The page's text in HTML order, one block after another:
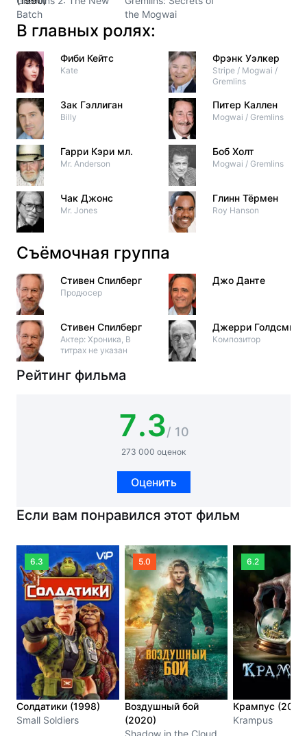
Batch
the Mogwai
В главных ролях:
Фиби Кейтс
Kate
Зак Гэллиган
Billy
Гарри Кэри мл.
Mr. Anderson
Чак Джонс
Mr. Jones
Фрэнк Уэлкер
Stripe / Mogwai /
Gremlins
Питер Каллен
Mogwai / Gremlins
Боб Холт
Mogwai / Gremlins
Глинн Тёрмен
Roy Hanson
Съёмочная группа
Стивен Спилберг
Продюсер
Стивен Спилберг
Актер: Хроника, В
титрах не указан
Джо Данте
Джерри Голдсмит
Композитор
Рейтинг фильма
7.3/ 10
273 000 оценок
Оценить
Если вам понравился этот фильм
6.3
Солдатики (1998)
Small Soldiers
5.0
Воздушный бой
(2020)
Shadow in the Cloud
6.2
Крампус (2015)
Krampus